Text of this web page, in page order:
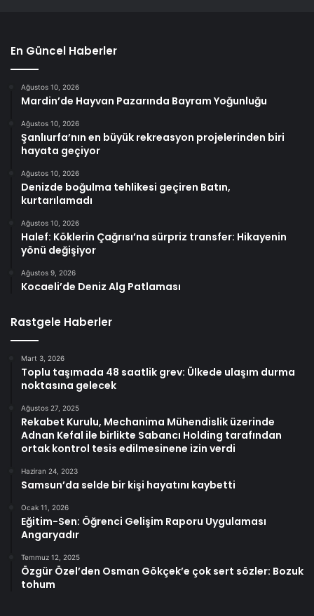
En Güncel Haberler
Ağustos 10, 2026
Mardin’de Hayvan Pazarında Bayram Yoğunluğu
Ağustos 10, 2026
Şanlıurfa’nın en büyük rekreasyon projelerinden biri
hayata geçiyor
Ağustos 10, 2026
Denizde boğulma tehlikesi geçiren Batın,
kurtarılamadı
Ağustos 10, 2026
Halef: Köklerin Çağrısı’na sürpriz transfer: Hikayenin
yönü değişiyor
Ağustos 9, 2026
Kocaeli’de Deniz Alg Patlaması
Rastgele Haberler
Mart 3, 2026
Toplu taşımada 48 saatlik grev: Ülkede ulaşım durma
noktasına gelecek
Ağustos 27, 2025
Rekabet Kurulu, Mechanima Mühendislik üzerinde
Adnan Kefal ile birlikte Sabancı Holding tarafından
ortak kontrol tesis edilmesinene izin verdi
Haziran 24, 2023
Samsun’da selde bir kişi hayatını kaybetti
Ocak 11, 2026
Eğitim-Sen: Öğrenci Gelişim Raporu Uygulaması
Angaryadır
Temmuz 12, 2025
Özgür Özel’den Osman Gökçek’e çok sert sözler: Bozuk
tohum